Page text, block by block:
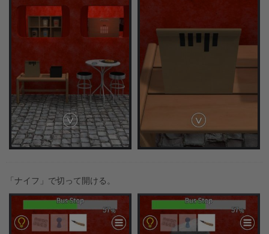
「ナイフ」で切って開ける。